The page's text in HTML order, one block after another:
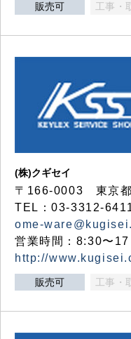
販売可 工事・
(株)クギセイ
〒166-0003 東京
TEL：03-3312-
ome-
営業時間：8:30〜
http://
販売可 工事・